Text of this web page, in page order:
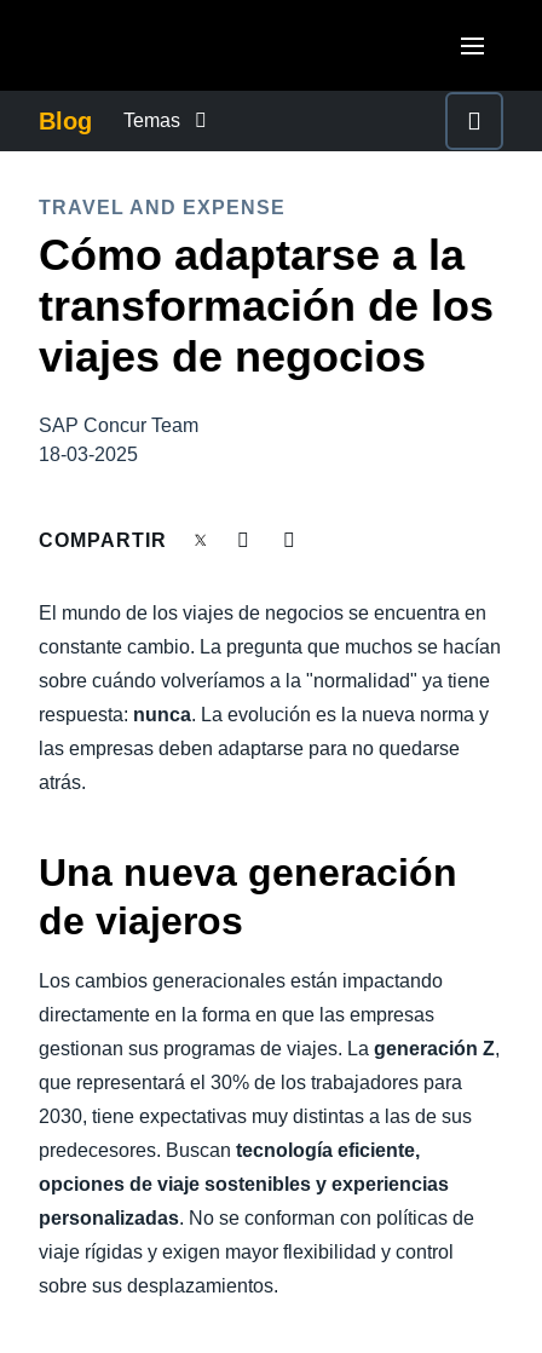
Canada (Français)
México (Español)
Brasil (Português)
United Kingdom (English)
France (Français)
Deutschland (Deutsch)
Belgium (English)
España (Español)
Norway (English)
ASIA PACIFIC
Australia (English)
India (English)
Blog Temas
CRECIMIENTO Y OPTIMIZACIÓN
DUTY OF CARE
LA CONTINUIDAD DEL NEGOCIO
NOVEDADES DE LA EMPRESA
TRAVEL AND EXPENSE
TRAVEL AND EXPENSE
Cómo adaptarse a la
transformación de los
viajes de negocios
SAP Concur Team
18-03-2025
COMPARTIR
El mundo de los viajes de negocios se encuentra en
constante cambio. La pregunta que muchos se hacían
sobre cuándo volveríamos a la "normalidad" ya tiene
respuesta: nunca. La evolución es la nueva norma y
las empresas deben adaptarse para no quedarse
atrás.
Una nueva generación
de viajeros
Los cambios generacionales están impactando
directamente en la forma en que las empresas
gestionan sus programas de viajes. La generación Z,
que representará el 30% de los trabajadores para
2030, tiene expectativas muy distintas a las de sus
predecesores. Buscan tecnología eficiente,
opciones de viaje sostenibles y experiencias
personalizadas. No se conforman con políticas de
viaje rígidas y exigen mayor flexibilidad y control
sobre sus desplazamientos.